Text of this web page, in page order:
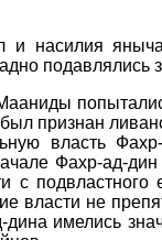
и насилия
подавлялись
признан
власть
Фахр-ад-
с
не
имелись